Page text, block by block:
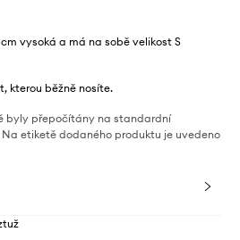
vysoká a má na sobě velikost S
kterou běžně nosíte.
byly přepočítány na standardní
etiketě dodaného produktu je uvedeno